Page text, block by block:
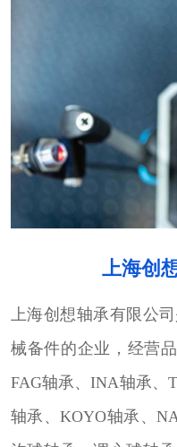
上海创
上海创想轴承有限公
械备件的企业，经营
FAG轴承、INA轴承、
轴承、KOYO轴承、